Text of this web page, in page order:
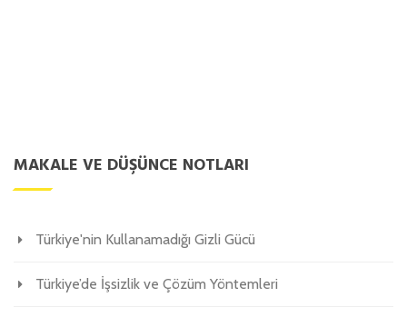
MAKALE VE DÜŞÜNCE NOTLARI
Türkiye'nin Kullanamadığı Gizli Gücü
Türkiye’de İşsizlik ve Çözüm Yöntemleri